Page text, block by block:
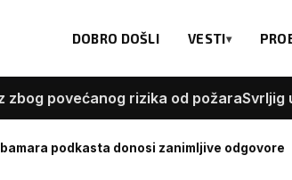
DOBRO DOŠLI VESTI
rizika od požaraSvrljig u
podkasta donosi zanimljive odgovore